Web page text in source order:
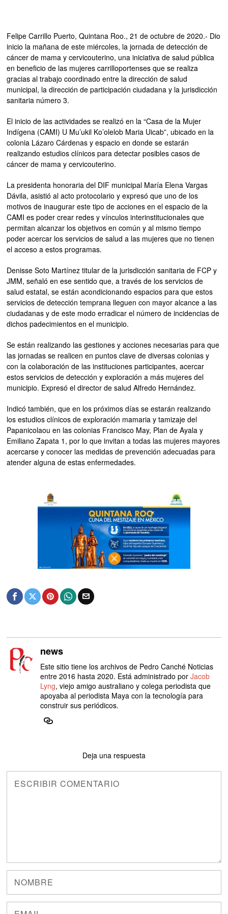
Felipe Carrillo Puerto, Quintana Roo., 21 de octubre de 2020.- Dio
inicio la mañana de este miércoles, la jornada de detección de
cáncer de mama y cervicouterino, una iniciativa de salud pública
en beneficio de las mujeres carrilloportenses que se realiza
gracias al trabajo coordinado entre la dirección de salud
municipal, la dirección de participación ciudadana y la jurisdicción
sanitaria número 3.
El inicio de las actividades se realizó en la “Casa de la Mujer
Indígena (CAMI) U Mu’ukil Ko’olelob Maria Uicab”, ubicado en la
colonia Lázaro Cárdenas y espacio en donde se estarán
realizando estudios clínicos para detectar posibles casos de
cáncer de mama y cervicouterino.
La presidenta honoraria del DIF municipal María Elena Vargas
Dávila, asistió al acto protocolario y expresó que uno de los
motivos de inaugurar este tipo de acciones en el espacio de la
CAMI es poder crear redes y vínculos interinstitucionales que
permitan alcanzar los objetivos en común y al mismo tiempo
poder acercar los servicios de salud a las mujeres que no tienen
el acceso a estos programas.
Denisse Soto Martínez titular de la jurisdicción sanitaria de FCP y
JMM, señaló en ese sentido que, a través de los servicios de
salud estatal, se están acondicionando espacios para que estos
servicios de detección temprana lleguen con mayor alcance a las
ciudadanas y de este modo erradicar el número de incidencias de
dichos padecimientos en el municipio.
Se están realizando las gestiones y acciones necesarias para que
las jornadas se realicen en puntos clave de diversas colonias y
con la colaboración de las instituciones participantes, acercar
estos servicios de detección y exploración a más mujeres del
municipio. Expresó el director de salud Alfredo Hernández.
Indicó también, que en los próximos días se estarán realizando
los estudios clínicos de exploración mamaria y tamizaje del
Papanicolaou en las colonias Francisco May, Plan de Ayala y
Emiliano Zapata 1, por lo que invitan a todas las mujeres mayores
acercarse y conocer las medidas de prevención adecuadas para
atender alguna de estas enfermedades.
news
Este sitio tiene los archivos de Pedro Canché Noticias
entre 2016 hasta 2020. Está administrado porJacob
Lyng, viejo amigo australiano y colega periodista que
apoyaba al periodista Maya con la tecnología para
construir sus periódicos.
Deja una respuesta